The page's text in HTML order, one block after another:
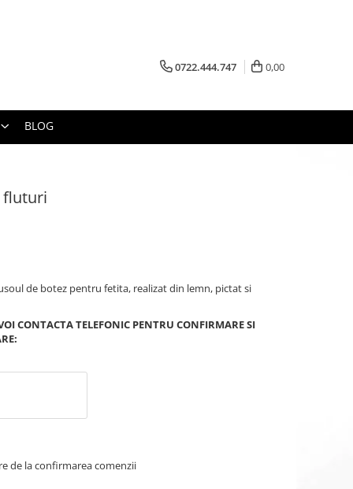
0722.444.747 0,00
BLOG
fluturi
de botez pentru fetita, realizat din lemn, pictat si
CONTACTA TELEFONIC PENTRU CONFIRMARE SI
de la confirmarea comenzii